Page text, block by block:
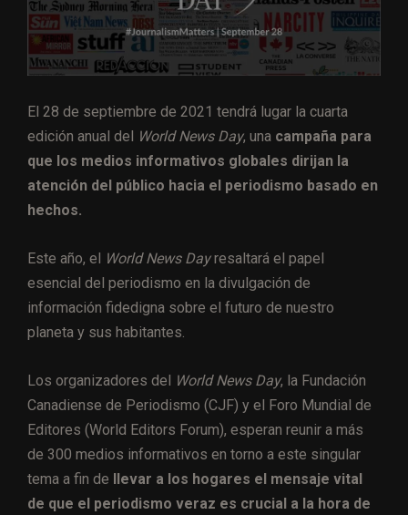
El 28 de septiembre de 2021 tendrá lugar la cuarta
edición anual del World News Day, una campaña para
que los medios informativos globales dirijan la
atención del público hacia el periodismo basado en
hechos.
Este año, el World News Dayresaltará el papel
esencial del periodismo en la divulgación de
información fidedigna sobre el futuro de nuestro
planeta y sus habitantes.
Los organizadores del World News Day, la Fundación
Canadiense de Periodismo (CJF) y el Foro Mundial de
Editores (World Editors Forum), esperan reunir a más
de 300 medios informativos en torno a este singular
tema a fin de llevar a los hogares el mensaje vital
de que el periodismo veraz es crucial a la hora de